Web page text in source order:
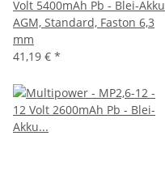
Volt 5400mAh Pb - Blei-Akku
AGM, Standard, Faston 6,3
mm
41,19 € *